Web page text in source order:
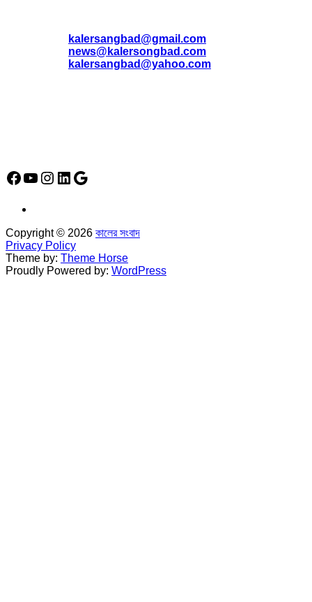
kalersangbad@gmail.com
news@kalersongbad.com
kalersangbad@yahoo.com
Facebook
YouTube
Instagram
LinkedIn
Google
Copyright © 2026 কালের সংবাদ
Privacy Policy
Theme by: Theme Horse
Proudly Powered by: WordPress